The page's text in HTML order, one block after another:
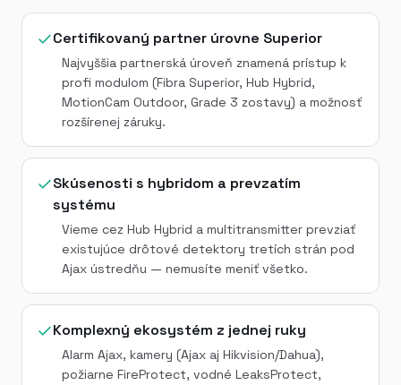
Certifikovaný partner úrovne Superior
Najvyššia partnerská úroveň znamená prístup k
profi modulom (Fibra Superior, Hub Hybrid,
MotionCam Outdoor, Grade 3 zostavy) a možnosť
rozšírenej záruky.
Skúsenosti s hybridom a prevzatím
systému
Vieme cez Hub Hybrid a multitransmitter prevziať
existujúce drôtové detektory tretích strán pod
Ajax ústredňu — nemusíte meniť všetko.
Komplexný ekosystém z jednej ruky
Alarm Ajax, kamery (Ajax aj Hikvision/Dahua),
požiarne FireProtect, vodné LeaksProtect,